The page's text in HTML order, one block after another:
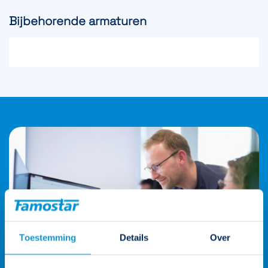
Toestemming Details Over
Bijbehorende armaturen